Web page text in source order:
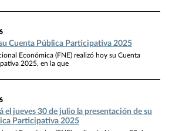
Cuenta Pública Participativa 2025
Económica (FNE) realizó hoy su Cuenta
2025, en la que
el jueves 30 de julio la presentación de su
Participativa 2025